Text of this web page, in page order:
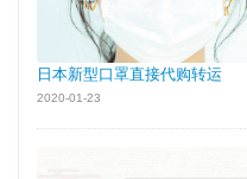
日本新型口罩直接代购转运
2020-01-23